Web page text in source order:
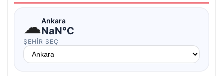
☁Ankara
NaN°C
ŞEHIR SEÇ